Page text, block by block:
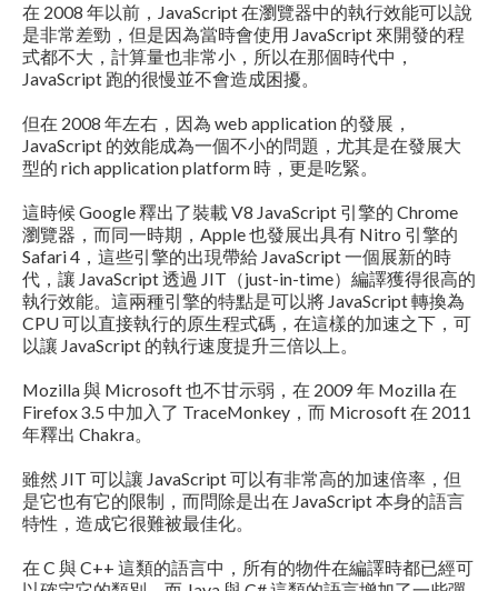
在 2008 年以前，JavaScript 在瀏覽器中的執行效能可以說
是非常差勁，但是因為當時會使用 JavaScript 來開發的程
式都不大，計算量也非常小，所以在那個時代中，
JavaScript 跑的很慢並不會造成困擾。
但在 2008 年左右，因為 web application 的發展，
JavaScript 的效能成為一個不小的問題，尤其是在發展大
型的 rich application platform 時，更是吃緊。
這時候 Google 釋出了裝載 V8 JavaScript 引擎的 Chrome
瀏覽器，而同一時期，Apple 也發展出具有 Nitro 引擎的
Safari 4，這些引擎的出現帶給 JavaScript 一個展新的時
代，讓 JavaScript 透過 JIT（just-in-time）編譯獲得很高的
執行效能。這兩種引擎的特點是可以將 JavaScript 轉換為
CPU 可以直接執行的原生程式碼，在這樣的加速之下，可
以讓 JavaScript 的執行速度提升三倍以上。
Mozilla 與 Microsoft 也不甘示弱，在 2009 年 Mozilla 在
Firefox 3.5 中加入了 TraceMonkey，而 Microsoft 在 2011
年釋出 Chakra。
雖然 JIT 可以讓 JavaScript 可以有非常高的加速倍率，但
是它也有它的限制，而問除是出在 JavaScript 本身的語言
特性，造成它很難被最佳化。
在 C 與 C++ 這類的語言中，所有的物件在編譯時都已經可